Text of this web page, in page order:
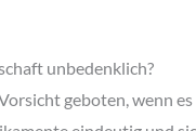
unbedenklich?
geboten, wenn